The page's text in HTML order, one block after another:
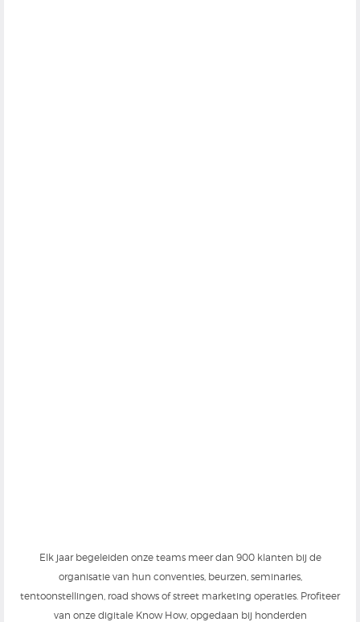
Elk jaar begeleiden onze teams meer dan 900 klanten bij de
organisatie van hun conventies, beurzen, seminaries,
tentoonstellingen, road shows of street marketing operaties. Profiteer
van onze digitale Know How, opgedaan bij honderden